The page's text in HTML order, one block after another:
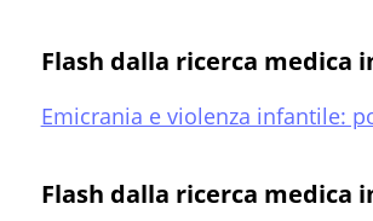
Flash dalla ricerca medica
Emicrania e violenza infantile:
Flash dalla ricerca medica